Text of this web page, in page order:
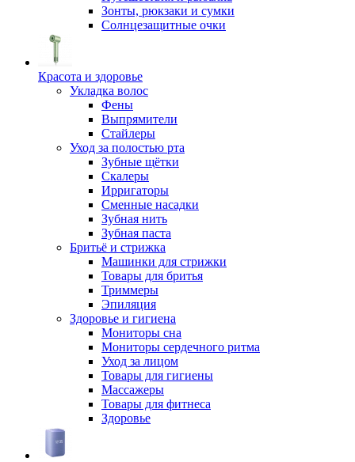
Зонты, рюкзаки и сумки
Солнцезащитные очки
Красота и здоровье
Укладка волос
Фены
Выпрямители
Стайлеры
Уход за полостью рта
Зубные щётки
Скалеры
Ирригаторы
Сменные насадки
Зубная нить
Зубная паста
Бритьё и стрижка
Машинки для стрижки
Товары для бритья
Триммеры
Эпиляция
Здоровье и гигиена
Мониторы сна
Мониторы сердечного ритма
Уход за лицом
Товары для гигиены
Массажеры
Товары для фитнеса
Здоровье